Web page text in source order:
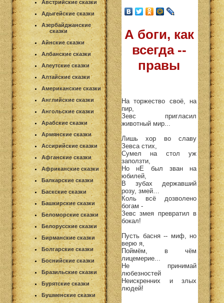
Австрийские сказки
Адыгейские сказки
Азербайджанские
сказки
Айнские сказки
Албанские сказки
Алеутские сказки
Алтайские сказки
Американские сказки
Английские сказки
Ангольские сказки
Арабские сказки
Армянские сказки
Ассирийские сказки
Афганские сказки
Африканские сказки
Балкарские сказки
Баскские сказки
Башкирские сказки
Беломорские сказки
Белорусские сказки
Бирманские сказки
Болгарские сказки
Боснийские сказки
Бразильские сказки
Бурятские сказки
Бушменские сказки
А боги, как
всегда --
правы
На торжество своё, на
пир,
Зевс пригласил
животный мир...
Лишь хор во славу
Зевса стих,
Сумел на стол уж
заползти,
Но нЕ был зван на
юбилей,
В зубах державший
розу, змей…
Коль всё дозволено
богам -
Зевс змея превратил в
бокал!
Пусть басня -- миф, но
верю я,
Поймём, в чём
лицемерие...
Не принимай
любезностей
Неискренних и злых
людей!